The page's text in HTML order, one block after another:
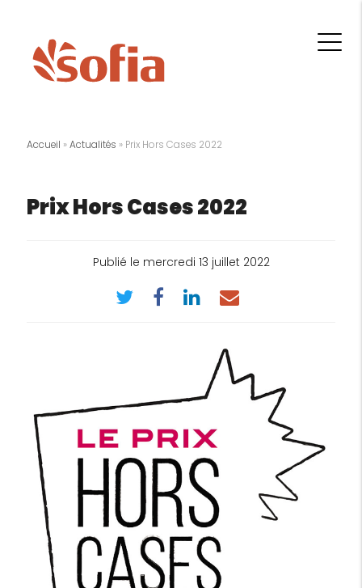
Accueil »Actualités » Prix Hors Cases 2022
Prix Hors Cases 2022
Publié le mercredi 13 juillet 2022